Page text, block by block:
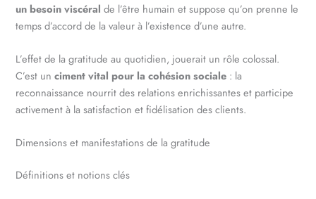
un besoin viscéral de l’être humain et suppose qu’on prenne le
temps d’accord de la valeur à l’existence d’une autre.
L’effet de la gratitude au quotidien, jouerait un rôle colossal.
C’est unciment vital pour la cohésion sociale : la
reconnaissance nourrit des relations enrichissantes et participe
activement à la satisfaction et fidélisation des clients.
Dimensions et manifestations de la gratitude
Définitions et notions clés